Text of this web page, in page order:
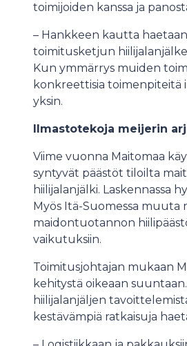
toimijoiden kanssa ja
– Hankkeen kautta
toimitusketjun
Kun ymmärrys muiden
konkreettisia toimenpiteitä
yksin.
Ilmastotekoja meijerin
Viime vuonna Maitomaa
syntyvät päästöt tiloilta
hiilijalanjälki. Laskennassa
Myös Itä-Suomessa muuta
maidontuotannon
vaikutuksiin.
Toimitusjohtajan mukaan
kehitystä oikeaan
hiilijalanjäljen
kestävämpiä ratkaisuja